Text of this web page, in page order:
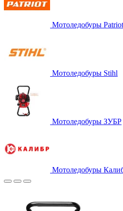
Мотоледобуры Patriot
Мотоледобуры Stihl
Мотоледобуры ЗУБР
Мотоледобуры